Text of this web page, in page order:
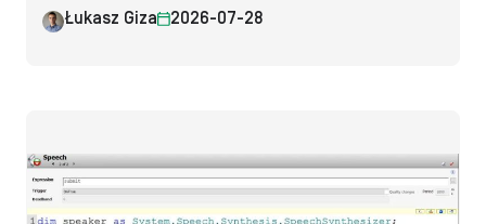
Łukasz Giza 2026-07-28